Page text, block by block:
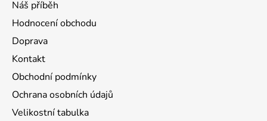
Náš příběh
Hodnocení obchodu
Doprava
Kontakt
Obchodní podmínky
Ochrana osobních údajů
Velikostní tabulka